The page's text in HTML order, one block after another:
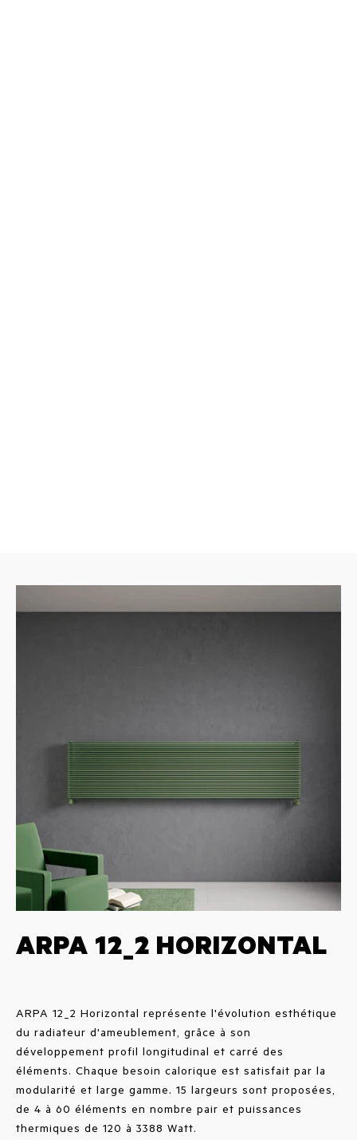
ARPA 12_2 HORIZONTAL
ARPA 12_2 Horizontal représente l'évolution esthétique
du radiateur d'ameublement, grâce à son
développement profil longitudinal et carré des
éléments. Chaque besoin calorique est satisfait par la
modularité et large gamme. 15 largeurs sont proposées,
de 4 à 60 éléments en nombre pair et puissances
thermiques de 120 à 3388 Watt.